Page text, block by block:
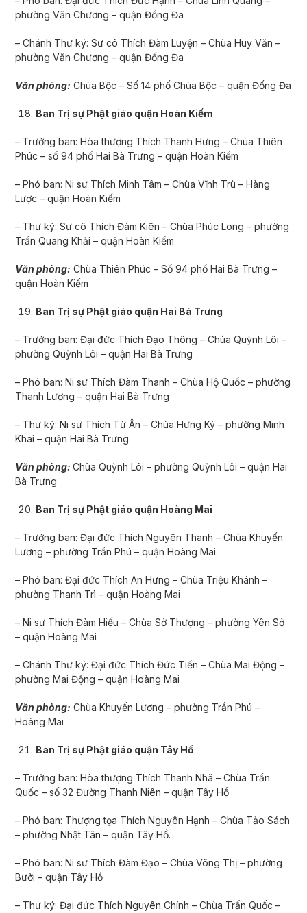
phường Văn Chương – quận Đống Đa
– Chánh Thư ký: Sư cô Thích Đàm Luyện – Chùa Huy Văn –
phường Văn Chương – quận Đống Đa
Văn phòng: Chùa Bộc – Số 14 phố Chùa Bộc – quận Đống Đa
Ban Trị sự Phật giáo quận Hoàn Kiếm
– Trưởng ban: Hòa thượng Thích Thanh Hưng – Chùa Thiên
Phúc – số 94 phố Hai Bà Tr­ưng – quận Hoàn Kiếm
– Phó ban: Ni sư Thích Minh Tâm – Chùa Vĩnh Trù – Hàng
Lược – quận Hoàn Kiếm
– Thư ký: Sư cô Thích Đàm Kiên – Chùa Phúc Long – phường
Trần Quang Khải – quận Hoàn Kiếm
Văn phòng: Chùa Thiên Phúc – Số 94 phố Hai Bà Trưng –
quận Hoàn Kiếm
Ban Trị sự Phật giáo quận Hai Bà Tr­ưng
– Trưởng ban: Đại đức Thích Đạo Thông – Chùa Quỳnh Lôi –
phường Quỳnh Lôi – quận Hai Bà Trưng
– Phó ban: Ni sư Thích Đàm Thanh – Chùa Hộ Quốc – phường
Thanh Lương – quận Hai Bà Trưng
– Thư ký: Ni sư Thích Từ Ân – Chùa Hưng Ký – phường Minh
Khai – quận Hai Bà Trưng
Văn phòng:Chùa Quỳnh Lôi – phường Quỳnh Lôi – quận Hai
Bà Trưng
Ban Trị sự Phật giáo quận Hoàng Mai
– Trưởng ban: Đại đức Thích Nguyên Thanh – Chùa Khuyến
Lương – phường Trần Phú – quận Hoàng Mai.
– Phó ban: Đại đức Thích An Hưng – Chùa Triệu Khánh –
phường Thanh Trì – quận Hoàng Mai
– Ni sư Thích Đàm Hiếu – Chùa Sở Thượng – phường Yên Sở
– quận Hoàng Mai
– Chánh Thư ký: Đại đức Thích Đức Tiến – Chùa Mai Động –
phường Mai Động – quận Hoàng Mai
Văn phòng: Chùa Khuyến Lương – phường Trần Phú –
Hoàng Mai
Ban Trị sự Phật giáo quận Tây Hồ
– Trưởng ban: Hòa thượng Thích Thanh Nhã – Chùa Trấn
Quốc – số 32 Đường Thanh Niên – quận Tây Hồ
– Phó ban: Thượng tọa Thích Nguyên Hạnh – Chùa Tảo Sách
– phường Nhật Tân – quận Tây Hồ.
– Phó ban: Ni sư Thích Đàm Đạo – Chùa Võng Thị – phường
Bưởi – quận Tây Hồ
– Thư ký: Đại đức Thích Nguyên Chính – Chùa Trấn Quốc –